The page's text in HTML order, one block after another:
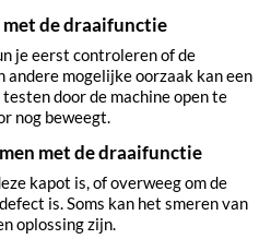
met de draaifunctie
je eerst controleren of de
mogelijke oorzaak kan een
door de machine open te
nog beweegt.
met de draaifunctie
kapot is, of overweeg om de
is. Soms kan het smeren van
oplossing zijn.